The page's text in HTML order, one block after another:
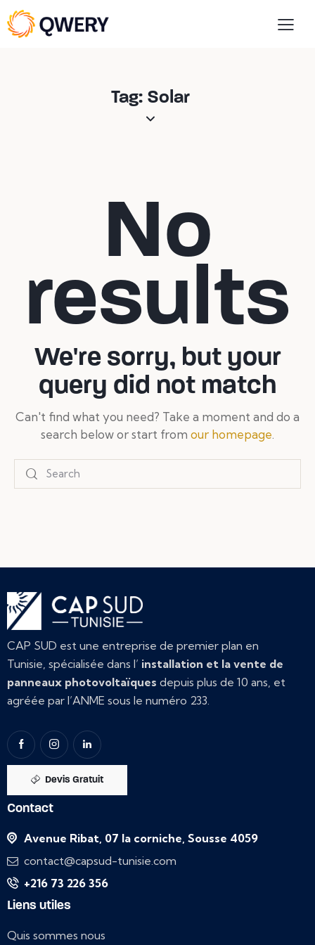
Tag: Solar
No
results
We're sorry, but your
query did not match
Can't find what you need? Take a moment and do a
search below or start from our homepage.
CAP SUD est une entreprise de premier plan en
Tunisie, spécialisée dans l’ installation et la vente de
panneaux photovoltaïques depuis plus de 10 ans, et
agréée par l’ANME sous le numéro 233.
Devis Gratuit
Contact
Avenue Ribat, 07 la corniche, Sousse 4059
contact@capsud-tunisie.com
+216 73 226 356
Liens utiles
Quis sommes nous